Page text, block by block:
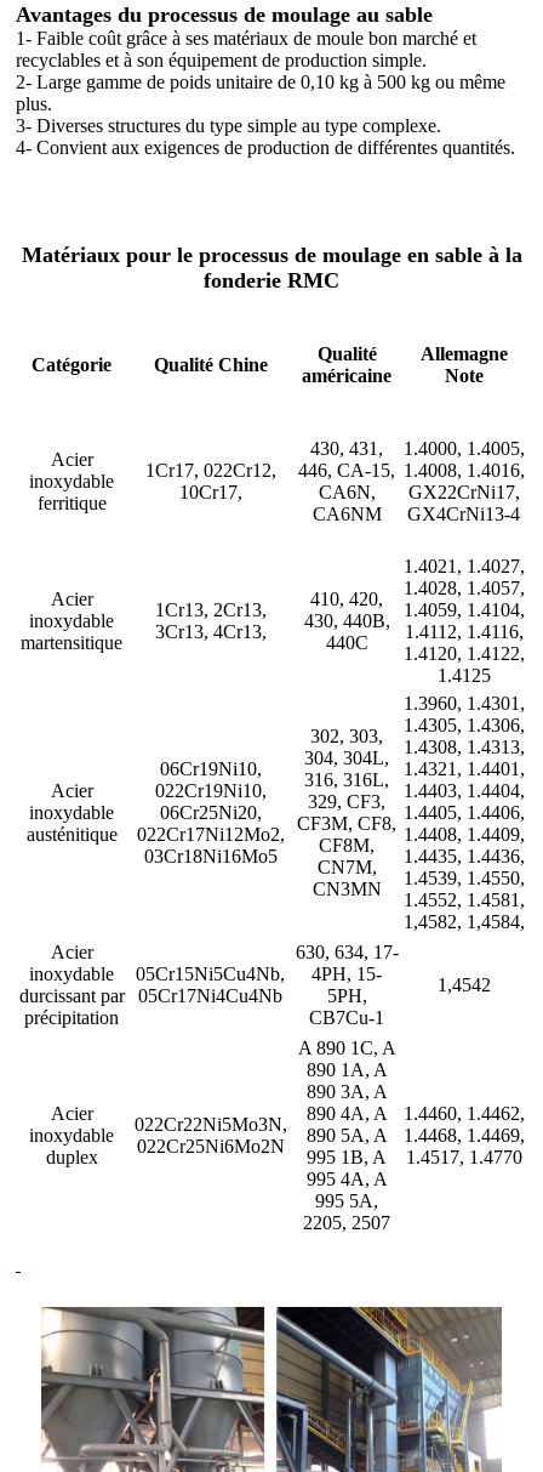
Avantages du processus de moulage au sable
1- Faible coût grâce à ses matériaux de moule bon marché et
recyclables et à son équipement de production simple.
2- Large gamme de poids unitaire de 0,10 kg à 500 kg ou même
plus.
3- Diverses structures du type simple au type complexe.
4- Convient aux exigences de production de différentes quantités.
Matériaux pour le processus de moulage en sable à la
fonderie RMC
Catégorie Qualité Chine
Qualité
américaine
Allemagne
Note
Acier
inoxydable
ferritique
1Cr17, 022Cr12,
10Cr17,
430, 431,
446, CA-15,
CA6N,
CA6NM
1.4000, 1.4005,
1.4008, 1.4016,
GX22CrNi17,
GX4CrNi13-4
Acier
inoxydable
martensitique
1Cr13, 2Cr13,
3Cr13, 4Cr13,
410, 420,
430, 440B,
440C
1.4021, 1.4027,
1.4028, 1.4057,
1.4059, 1.4104,
1.4112, 1.4116,
1.4120, 1.4122,
1.4125
Acier
inoxydable
austénitique
06Cr19Ni10,
022Cr19Ni10,
06Cr25Ni20,
022Cr17Ni12Mo2,
03Cr18Ni16Mo5
302, 303,
304, 304L,
316, 316L,
329, CF3,
CF3M, CF8,
CF8M,
CN7M,
CN3MN
1.3960, 1.4301,
1.4305, 1.4306,
1.4308, 1.4313,
1.4321, 1.4401,
1.4403, 1.4404,
1.4405, 1.4406,
1.4408, 1.4409,
1.4435, 1.4436,
1.4539, 1.4550,
1.4552, 1.4581,
1,4582, 1,4584,
Acier
inoxydable
durcissant par
précipitation
05Cr15Ni5Cu4Nb,
05Cr17Ni4Cu4Nb
630, 634, 17-
4PH, 15-
5PH,
CB7Cu-1
1,4542
Acier
inoxydable
duplex
022Cr22Ni5Mo3N,
022Cr25Ni6Mo2N
A 890 1C, A
890 1A, A
890 3A, A
890 4A, A
890 5A, A
995 1B, A
995 4A, A
995 5A,
2205, 2507
1.4460, 1.4462,
1.4468, 1.4469,
1.4517, 1.4770